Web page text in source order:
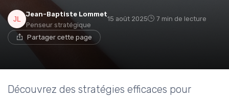
Jean-Baptiste Lommet
Penseur stratégique
15 août 2025 7 min de lecture
Partager cette page
Découvrez des stratégies efficaces pour